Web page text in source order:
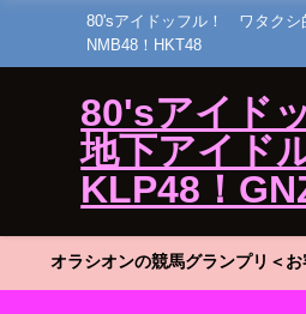
80'sアイドッフル！ ワタクシ
NMB48！HKT48
80'sアイド
地下アイド
KLP48！
オラシオンの競馬グランプリ＜